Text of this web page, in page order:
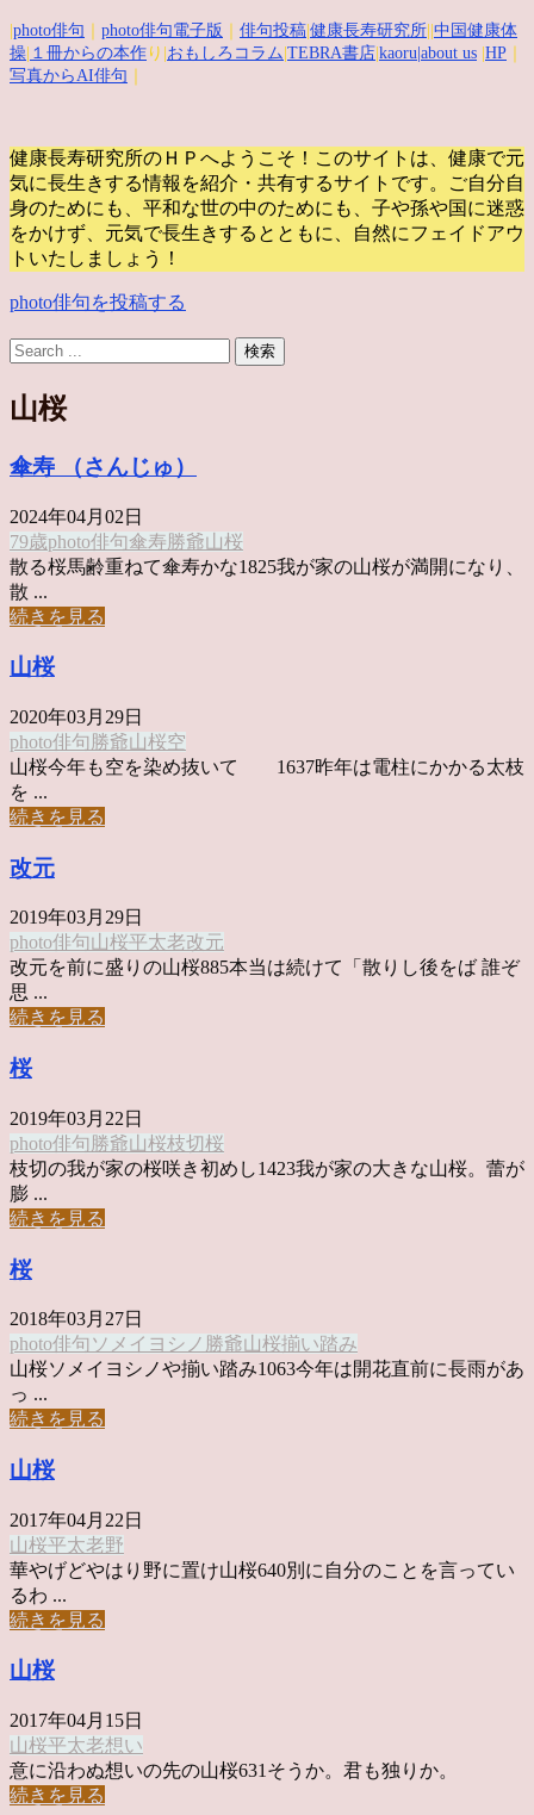
photo俳句 photo俳句電子版 俳句投稿 健康長寿研究所 中国健康体
操 １冊からの本作 り| おもしろコラム TEBRA書店 kaoru |about us HP
写真からAI俳句
健康長寿研究所のＨＰへようこそ！このサイトは、健康で元
気に長生きする情報を紹介・共有するサイトです。
ご自分自
身のためにも、平和な世の中のためにも、子や孫や国に迷惑
をかけず、元気で長生きするとともに、自然にフェイドアウ
トいたしましょう！
photo俳句を投稿する
山桜
傘寿 （さんじゅ）
2024年04月02日
79歳photo俳句傘寿 勝爺山桜
散る桜馬齢重ねて傘寿かな1825我が家の山桜が満開になり、
散 ...
続きを見る
山桜
2020年03月29日
photo俳句 勝爺山桜空
山桜今年も空を染め抜いて 1637昨年は電柱にかかる太枝
を ...
続きを見る
改元
2019年03月29日
photo俳句山桜平太老改元
改元を前に盛りの山桜885本当は続けて「散りし後をば 誰ぞ
思 ...
続きを見る
桜
2019年03月22日
photo俳句 勝爺山桜枝切桜
枝切の我が家の桜咲き初めし1423我が家の大きな山桜。蕾が
膨 ...
続きを見る
桜
2018年03月27日
photo俳句ソメイヨシノ 勝爺山桜揃い踏み
山桜ソメイヨシノや揃い踏み1063今年は開花直前に長雨があ
っ ...
続きを見る
山桜
2017年04月22日
山桜平太老野
華やげどやはり野に置け山桜640別に自分のことを言ってい
るわ ...
続きを見る
山桜
2017年04月15日
山桜平太老想い
意に沿わぬ想いの先の山桜631そうか。君も独りか。
続きを見る